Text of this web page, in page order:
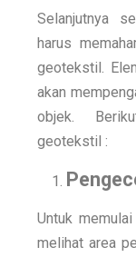
Selanjutnya
harus
geotekstil.
akan
objek.
geotekstil :
Untuk
melihat area